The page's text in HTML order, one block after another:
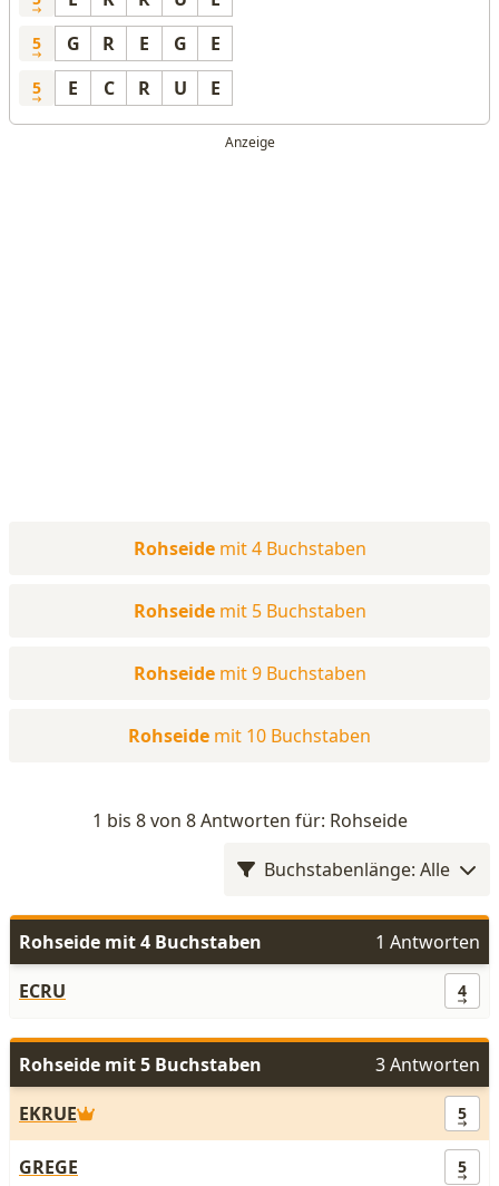
5 G R E G E
5 E C R U E
Rohseide mit 4 Buchstaben
Rohseide mit 5 Buchstaben
Rohseide mit 9 Buchstaben
Rohseide mit 10 Buchstaben
1 bis 8 von 8 Antworten für: Rohseide
Buchstabenlänge: Alle
Rohseide mit 4 Buchstaben
1 Antworten
ECRU
4
Rohseide mit 5 Buchstaben
3 Antworten
EKRUE
5
GREGE 5